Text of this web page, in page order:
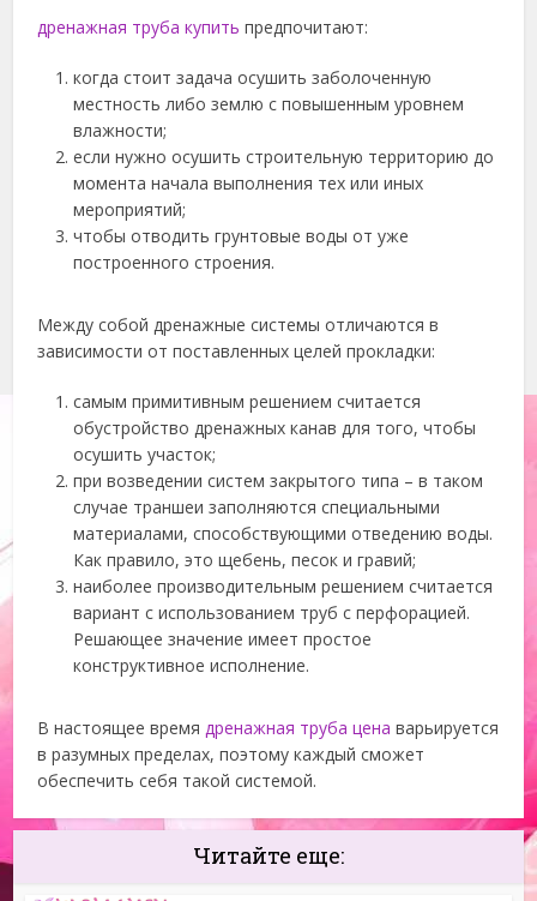
дренажная труба купить предпочитают:
когда стоит задача осушить заболоченную
местность либо землю с повышенным уровнем
влажности;
если нужно осушить строительную территорию до
момента начала выполнения тех или иных
мероприятий;
чтобы отводить грунтовые воды от уже
построенного строения.
Между собой дренажные системы отличаются в
зависимости от поставленных целей прокладки:
самым примитивным решением считается
обустройство дренажных канав для того, чтобы
осушить участок;
при возведении систем закрытого типа – в таком
случае траншеи заполняются специальными
материалами, способствующими отведению воды.
Как правило, это щебень, песок и гравий;
наиболее производительным решением считается
вариант с использованием труб с перфорацией.
Решающее значение имеет простое
конструктивное исполнение.
В настоящее времядренажная труба цена варьируется
в разумных пределах, поэтому каждый сможет
обеспечить себя такой системой.
Читайте еще: